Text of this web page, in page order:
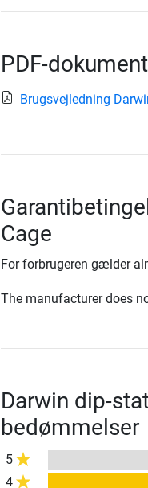
PDF-
Brugsvejledning
Cage
For forbrugeren gælder
The manufacturer does
Darwin dip-
bedømmelser
5
4